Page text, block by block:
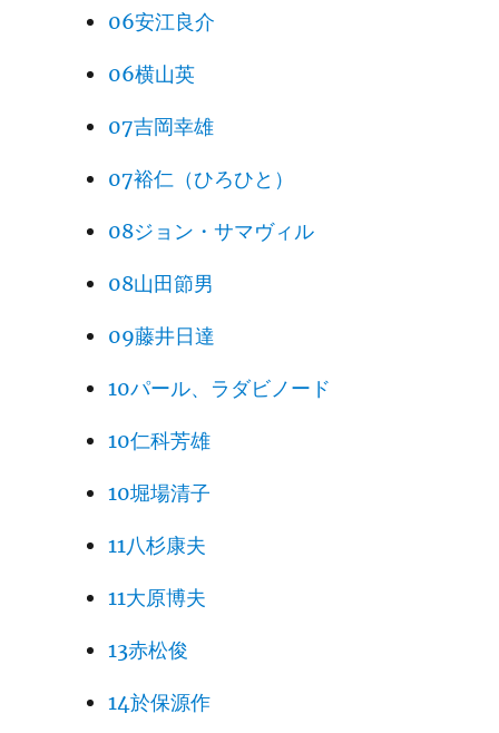
06安江良介
06横山英
07吉岡幸雄
07裕仁（ひろひと）
08ジョン・サマヴィル
08山田節男
09藤井日達
10パール、ラダビノード
10仁科芳雄
10堀場清子
11八杉康夫
11大原博夫
13赤松俊
14於保源作